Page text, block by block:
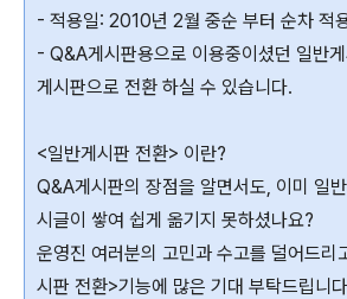
- 적용일: 2010년 2월 중순 부터 순차 적
- Q&A게시판용으로 이용중이셨던 일반
게시판으로 전환 하실 수 있습니다.
<일반게시판 전환> 이란?
Q&A게시판의 장점을 알면서도, 이미 일
시글이 쌓여 쉽게 옮기지 못하셨나요?
운영진 여러분의 고민과 수고를 덜어드리
시판 전환>기능에 많은 기대 부탁드립니